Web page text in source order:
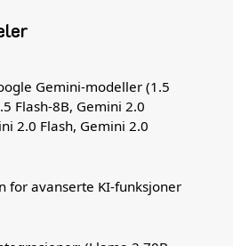
Gemini-modeller (1.5
Flash-8B, Gemini 2.0
2.0 Flash, Gemini 2.0
for avanserte KI-funksjoner